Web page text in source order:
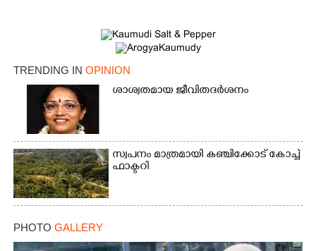
TRENDING IN OPINION
ശാശ്വതമായ ജീവിതദർശനം
സ്വപനം മാത്രമായി കഞ്ചിക്കോട് കോച്ച്
ഫാക്ടറി
PHOTO GALLERY